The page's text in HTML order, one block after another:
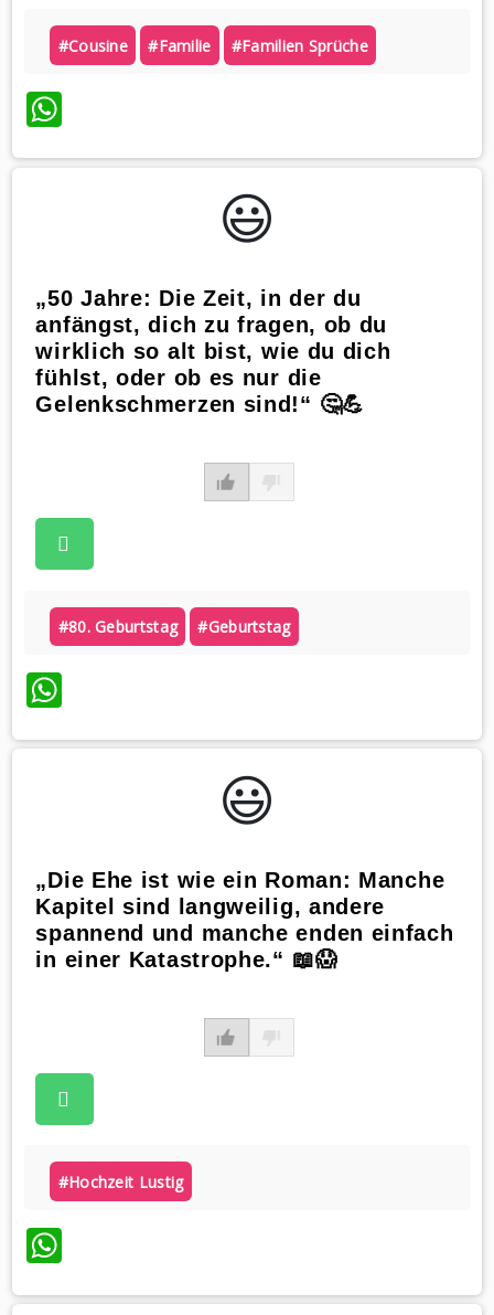
#cousine #familie #familien Sprüche
WhatsApp
😃️
„50 Jahre: Die Zeit, in der du
anfängst, dich zu fragen, ob du
wirklich so alt bist, wie du dich
fühlst, oder ob es nur die
Gelenkschmerzen sind!“ 🤔💪
#80. Geburtstag #geburtstag
WhatsApp
😃️
„Die Ehe ist wie ein Roman: Manche
Kapitel sind langweilig, andere
spannend und manche enden einfach
in einer Katastrophe.“ 📖😱
#hochzeit Lustig
WhatsApp